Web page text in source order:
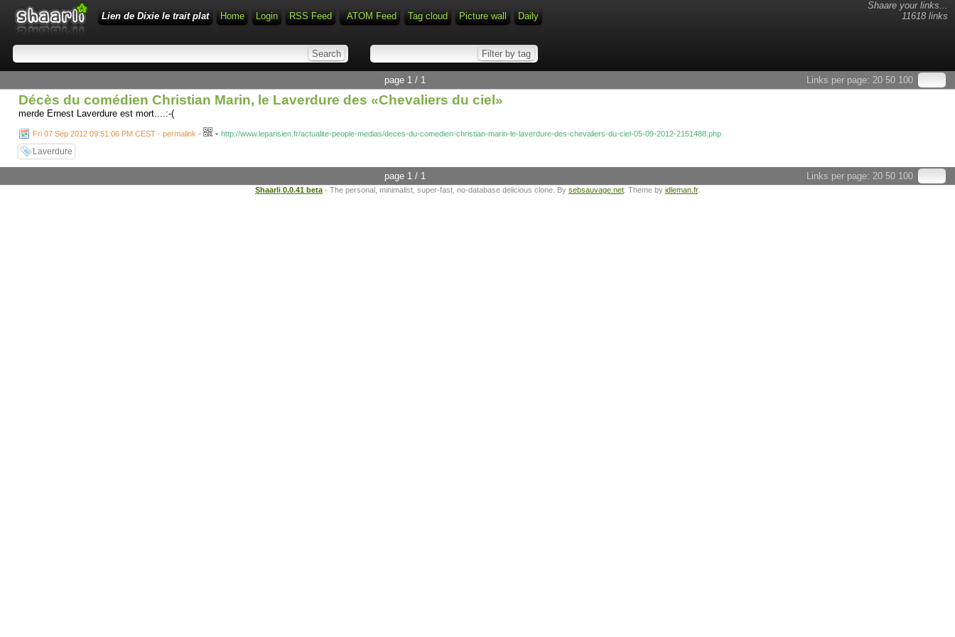
Shaare your links...
11618 links
Lien de Dixie le trait plat Home Login RSS Feed ATOM Feed Tag cloud Picture wall Daily
Links per page: 20 50 100
page 1 / 1
Décès du comédien Christian Marin, le Laverdure des «Chevaliers du ciel»
merde Ernest Laverdure est mort....:-(
Fri 07 Sep 2012 09:51:06 PM CEST - permalink - - http://www.leparisien.fr/actualite-people-medias/deces-du-comedien-christian-marin-le-laverdure-des-chevaliers-du-ciel-05-09-2012-2151488.php
Laverdure
Links per page: 20 50 100
page 1 / 1
Shaarli 0.0.41 beta - The personal, minimalist, super-fast, no-database delicious clone. By sebsauvage.net . Theme by idleman.fr.